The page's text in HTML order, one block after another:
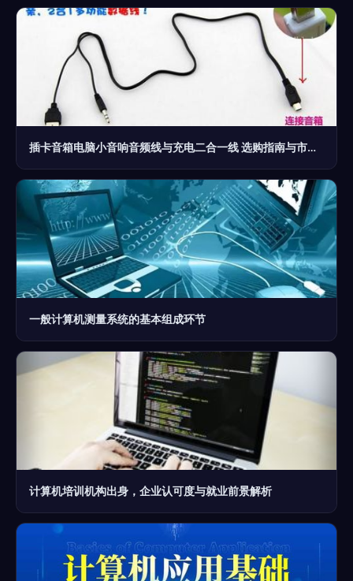
插卡音箱电脑小音响音频线与充电二合一线 选购指南与市场概述
一般计算机测量系统的基本组成环节
计算机培训机构出身，企业认可度与就业前景解析